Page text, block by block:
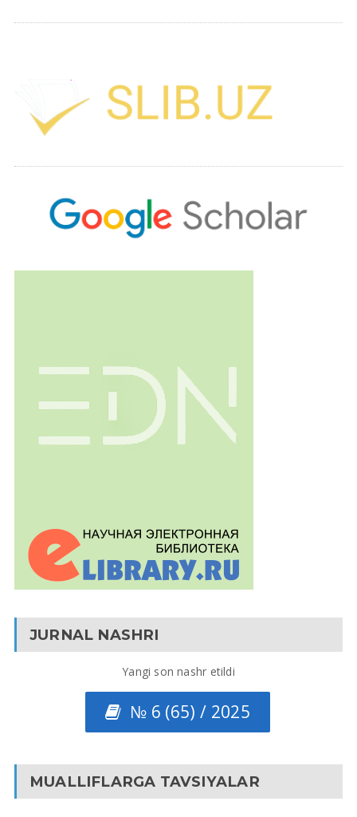
JURNAL NASHRI
Yangi son nashr etildi
№ 6 (65) / 2025
MUALLIFLARGA TAVSIYALAR